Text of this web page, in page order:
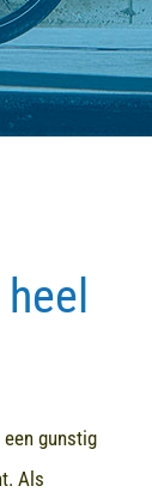
gunstig
Als